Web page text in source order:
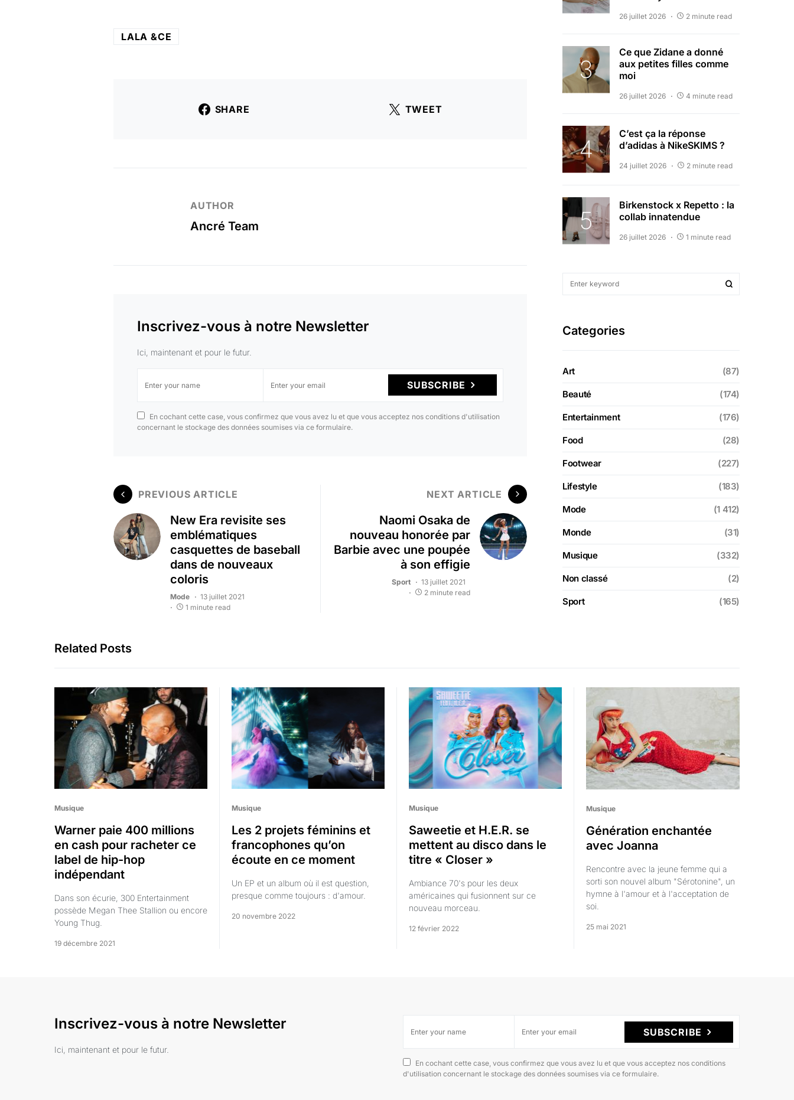
LALA &CE
SHARE TWEET
AUTHOR
Ancré Team
Inscrivez-vous à notre Newsletter
Ici, maintenant et pour le futur.
SUBSCRIBE
En cochant cette case, vous confirmez que vous avez lu et que vous acceptez nos conditions d'utilisation
concernant le stockage des données soumises via ce formulaire.
PREVIOUS ARTICLE
New Era revisite ses
emblématiques
casquettes de baseball
dans de nouveaux
coloris
Mode
13 juillet 2021
1 minute read
NEXT ARTICLE
Naomi Osaka de
nouveau honorée par
Barbie avec une poupée
à son effigie
Sport
13 juillet 2021
2 minute read
26 juillet 2026 2 minute read
Ce que Zidane a donné
aux petites filles comme
moi
26 juillet 2026 4 minute read
C’est ça la réponse
d’adidas à NikeSKIMS ?
24 juillet 2026 2 minute read
Birkenstock x Repetto : la
collab innatendue
26 juillet 2026 1 minute read
Categories
Art (87)
Beauté (174)
Entertainment (176)
Food (28)
Footwear (227)
Lifestyle (183)
Mode (1 412)
Monde (31)
Musique (332)
Non classé (2)
Sport (165)
Related Posts
Musique
Warner paie 400 millions
en cash pour racheter ce
label de hip-hop
indépendant
Dans son écurie, 300 Entertainment
possède Megan Thee Stallion ou encore
Young Thug.
19 décembre 2021
Musique
Les 2 projets féminins et
francophones qu’on
écoute en ce moment
Un EP et un album où il est question,
presque comme toujours : d'amour.
20 novembre 2022
Musique
Saweetie et H.E.R. se
mettent au disco dans le
titre « Closer »
Ambiance 70's pour les deux
américaines qui fusionnent sur ce
nouveau morceau.
12 février 2022
Musique
Génération enchantée
avec Joanna
Rencontre avec la jeune femme qui a
sorti son nouvel album "Sérotonine", un
hymne à l'amour et à l'acceptation de
soi.
25 mai 2021
Inscrivez-vous à notre Newsletter
Ici, maintenant et pour le futur.
SUBSCRIBE
En cochant cette case, vous confirmez que vous avez lu et que vous acceptez nos conditions
d'utilisation concernant le stockage des données soumises via ce formulaire.